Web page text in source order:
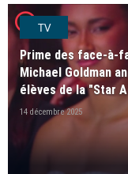
player2TV
Prime des face-à-
Michael Goldman
élèves de la "Star
14 décembre 2025